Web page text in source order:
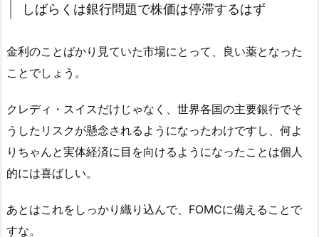
しばらくは銀行問題で株価は停滞するはず
金利のことばかり見ていた市場にとって、良い薬となった
ことでしょう。
クレディ・スイスだけじゃなく、世界各国の主要銀行でそ
うしたリスクが懸念されるようになったわけですし、何よ
りちゃんと実体経済に目を向けるようになったことは個人
的には喜ばしい。
あとはこれをしっかり織り込んで、FOMCに備えることで
すな。